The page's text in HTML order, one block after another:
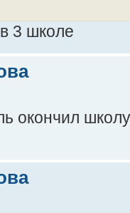
3 школе
окончил